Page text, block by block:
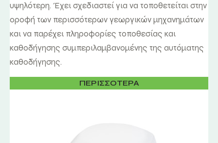
υψηλότερη. Έχει σχεδιαστεί για να τοποθετείται στην
οροφή των περισσότερων γεωργικών μηχανημάτων
και να παρέχει πληροφορίες τοποθεσίας και
καθοδήγησης συμπεριλαμβανομένης της αυτόματης
καθοδήγησης.
ΠΕΡΙΣΣΟΤΕΡΑ